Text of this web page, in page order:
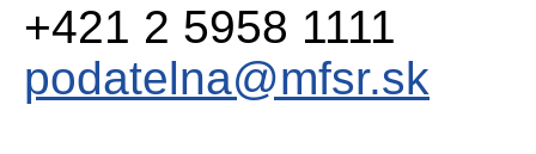
+421 2 5958 1111
podatelna@mfsr.sk